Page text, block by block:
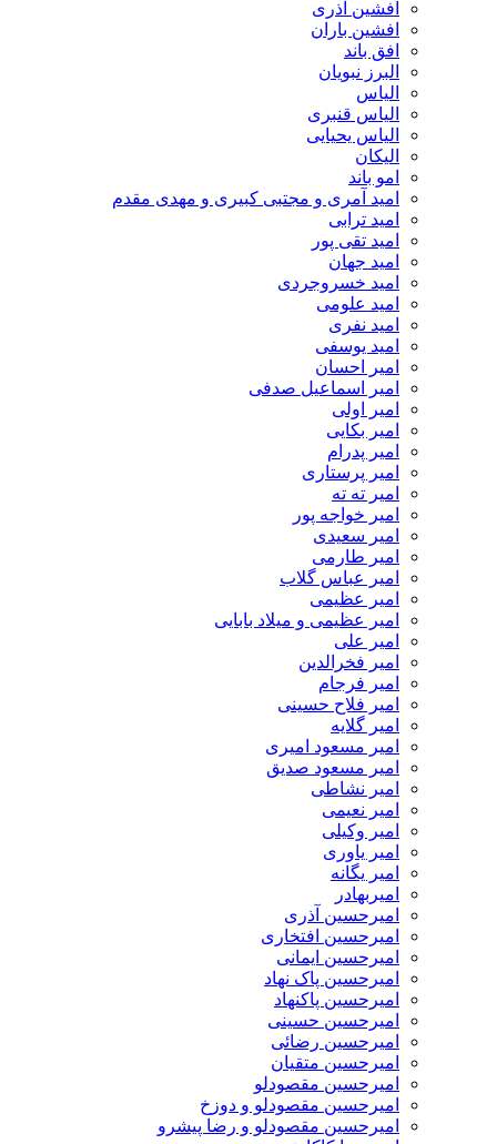
افشین آذری
افشین باران
افق باند
البرز نبویان
الیاس
الیاس قنبرى
الیاس یحیایی
الیکان
امو باند
امید آمری و مجتبی کبیری و مهدى مقدم
امید ترابی
امید تقی پور
امید جهان
امید خسروجردی
امید علومی
امید نفری
امید یوسفی
امیر احسان
امیر اسماعیل صدفی
امیر اولی
امیر بکایی
امیر پدرام
امیر پرستاری
امیر ته ته
امیر خواجه پور
امیر سعیدی
امیر طارمی
امیر عباس گلاب
امیر عظیمی
امیر عظیمی و میلاد بابایی
امیر علی
امیر فخرالدین
امیر فرجام
امیر فلاح حسینی
امیر گلایه
امیر مسعود امیری
امیر مسعود صدیق
امیر نشاطی
امیر نعیمی
امیر وکیلی
امیر یاوری
امیر یگانه
امیربهادر
امیرحسین آذری
امیرحسین افتخاری
امیرحسین ایمانی
امیرحسین پاک نهاد
امیرحسین پاکنهاد
امیرحسین حسینی
امیرحسین رضائی
امیرحسین متقیان
امیرحسین مقصودلو
امیرحسین مقصودلو و دوزخ
امیرحسین مقصودلو و رضا پیشرو